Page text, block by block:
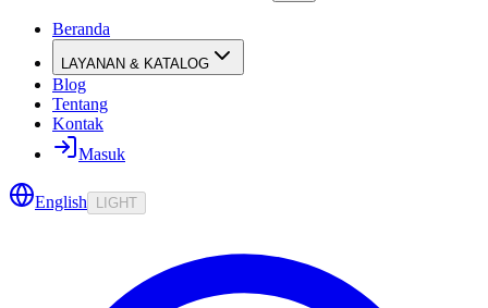
Beranda
LAYANAN & KATALOG
Blog
Tentang
Kontak
Masuk
English LIGHT